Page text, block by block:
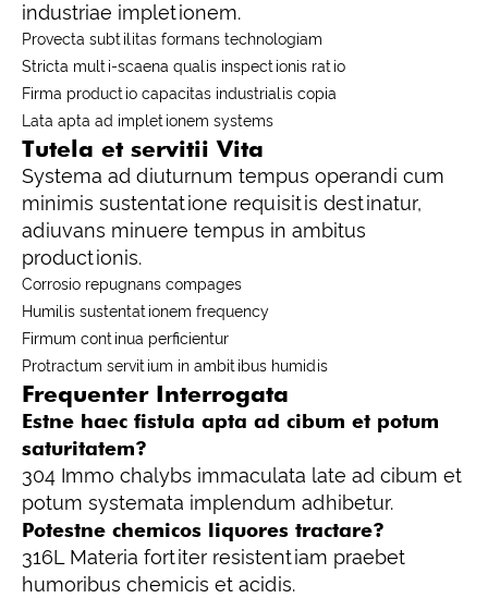
industriae impletionem.
Provecta subtilitas formans technologiam
Stricta multi-scaena qualis inspectionis ratio
Firma productio capacitas industrialis copia
Lata apta ad impletionem systems
Tutela et servitii Vita
Systema ad diuturnum tempus operandi cum
minimis sustentatione requisitis destinatur,
adiuvans minuere tempus in ambitus
productionis.
Corrosio repugnans compages
Humilis sustentationem frequency
Firmum continua perficientur
Protractum servitium in ambitibus humidis
Frequenter Interrogata
Estne haec fistula apta ad cibum et potum
saturitatem?
304 Immo chalybs immaculata late ad cibum et
potum systemata implendum adhibetur.
Potestne chemicos liquores tractare?
316L Materia fortiter resistentiam praebet
humoribus chemicis et acidis.